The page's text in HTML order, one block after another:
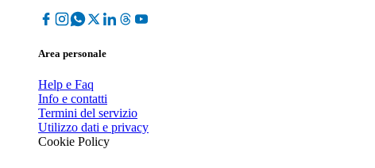
Area personale
Help e Faq
Info e contatti
Termini del servizio
Utilizzo dati e privacy
Cookie Policy